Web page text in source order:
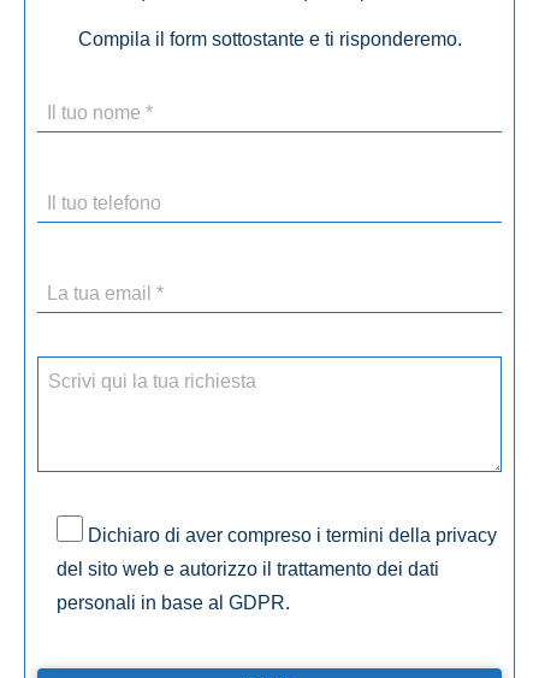
Compila il form sottostante e ti risponderemo.
Dichiaro di aver compreso i termini della privacy
del sito web e autorizzo il trattamento dei dati
personali in base al GDPR.